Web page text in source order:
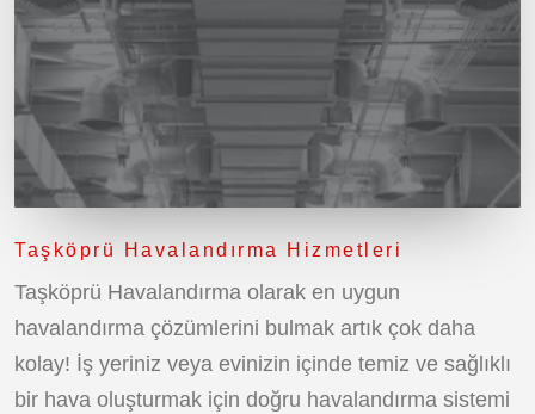
Taşköprü Havalandırma Hizmetleri
Taşköprü Havalandırma olarak en uygun
havalandırma çözümlerini bulmak artık çok daha
kolay! İş yeriniz veya evinizin içinde temiz ve sağlıklı
bir hava oluşturmak için doğru havalandırma sistemi